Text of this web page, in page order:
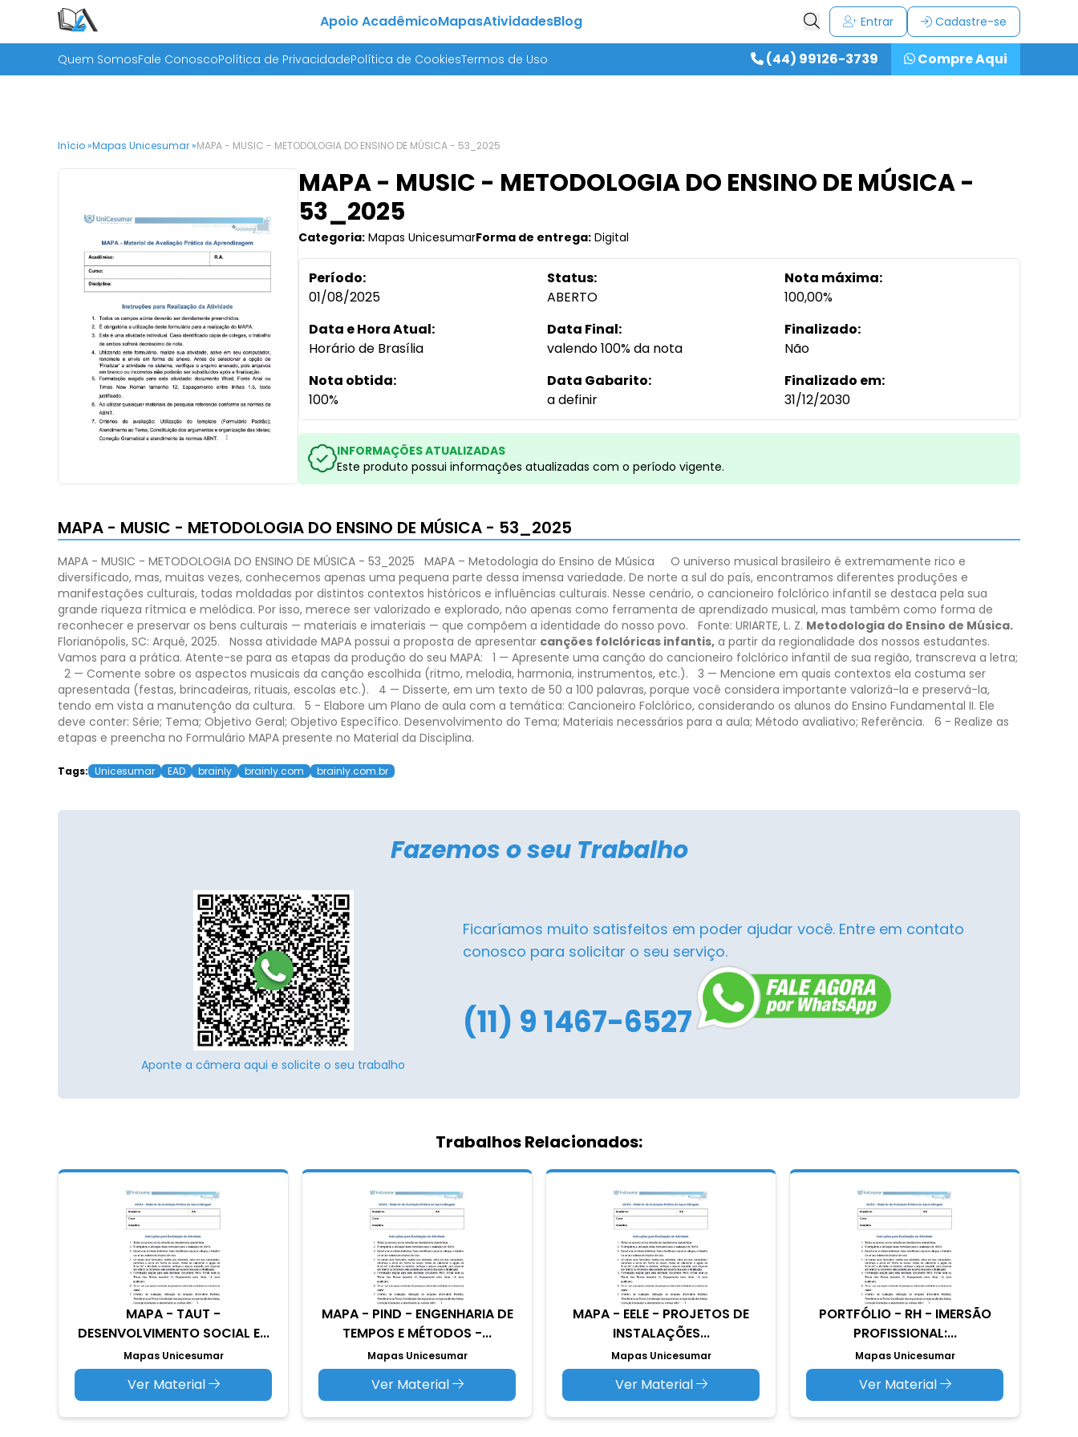
Apoio AcadêmicoMapasAtividadesBlog Entrar Cadastre-se
Quem SomosFale ConoscoPolítica de PrivacidadePolítica de CookiesTermos de Uso (44) 99126-3739 Compre Aqui
Início »Mapas Unicesumar »MAPA - MUSIC - METODOLOGIA DO ENSINO DE MÚSICA - 53_2025
MAPA - MUSIC - METODOLOGIA DO ENSINO DE MÚSICA -
53_2025
Categoria: Mapas UnicesumarForma de entrega: Digital
Período:
01/08/2025
Status:
ABERTO
Nota máxima:
100,00%
Data e Hora Atual:
Horário de Brasília
Data Final:
valendo 100% da nota
Finalizado:
Não
Nota obtida:
100%
Data Gabarito:
a definir
Finalizado em:
31/12/2030
INFORMAÇÕES ATUALIZADAS
Este produto possui informações atualizadas com o período vigente.
MAPA - MUSIC - METODOLOGIA DO ENSINO DE MÚSICA - 53_2025
MAPA - MUSIC - METODOLOGIA DO ENSINO DE MÚSICA - 53_2025 MAPA – Metodologia do Ensino de Música
O universo musical brasileiro é extremamente rico e
diversificado, mas, muitas vezes, conhecemos apenas uma pequena parte dessa imensa variedade. De norte a sul do país, encontramos diferentes produções e
manifestações culturais, todas moldadas por distintos contextos históricos e influências culturais. Nesse cenário, o cancioneiro folclórico infantil se destaca pela sua
grande riqueza rítmica e melódica. Por isso, merece ser valorizado e explorado, não apenas como ferramenta de aprendizado musical, mas também como forma de
reconhecer e preservar os bens culturais — materiais e imateriais — que compõem a identidade do nosso povo.
Fonte: URIARTE, L. Z. Metodologia do Ensino de Música.
Florianópolis, SC: Arqué, 2025.
Nossa atividade MAPA possui a proposta de apresentar canções folclóricas infantis, a partir da regionalidade dos nossos estudantes.
Vamos para a prática. Atente-se para as etapas da produção do seu MAPA:
1 — Apresente uma canção do cancioneiro folclórico infantil de sua região, transcreva a letra;
2 — Comente sobre os aspectos musicais da canção escolhida (ritmo, melodia, harmonia, instrumentos, etc.).
3 — Mencione em quais contextos ela costuma ser
apresentada (festas, brincadeiras, rituais, escolas etc.).
4 — Disserte, em um texto de 50 a 100 palavras, porque você considera importante valorizá-la e preservá-la,
tendo em vista a manutenção da cultura.
5 - Elabore um Plano de aula com a temática: Cancioneiro Folclórico, considerando os alunos do Ensino Fundamental II. Ele
deve conter: Série; Tema; Objetivo Geral; Objetivo Específico. Desenvolvimento do Tema; Materiais necessários para a aula; Método avaliativo; Referência.
6 - Realize as
etapas e preencha no Formulário MAPA presente no Material da Disciplina.
Tags: Unicesumar EAD brainly brainly.com brainly.com.br
Fazemos o seu Trabalho
Aponte a câmera aqui e solicite o seu trabalho
Ficaríamos muito satisfeitos em poder ajudar você. Entre em contato
conosco para solicitar o seu serviço.
(11) 9 1467-6527
Trabalhos Relacionados:
MAPA - TAUT -
DESENVOLVIMENTO SOCIAL E...
Mapas Unicesumar
Ver Material
MAPA - PIND - ENGENHARIA DE
TEMPOS E MÉTODOS -...
Mapas Unicesumar
Ver Material
MAPA - EELE - PROJETOS DE
INSTALAÇÕES...
Mapas Unicesumar
Ver Material
PORTFÓLIO - RH - IMERSÃO
PROFISSIONAL:...
Mapas Unicesumar
Ver Material